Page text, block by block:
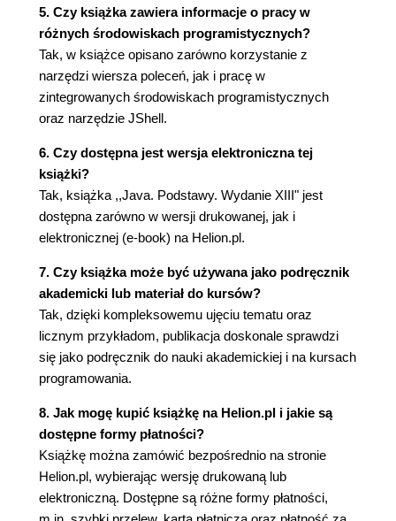
3.6.3. Indeksy i podłańcuchy
3.6.4. Łańcuchów nie można modyfikować
3.6.5. Porównywanie łańcuchów
3.6.6. Łańcuchy puste i łańcuchy null
3.6.7. API String
3.6.8. Dokumentacja API w internecie
3.6.9. Składanie łańcuchów
3.7. Wejście i wyjście
3.7.1. Odbieranie danych wejściowych
3.7.2. Formatowanie danych wyjściowych
3.8. Sterowanie wykonywaniem programu
3.8.1. Zasięg blokowy
3.8.2. Instrukcje warunkowe
3.8.3. Pętle
3.8.4. Pętle o określonej liczbie powtórzeń
3.8.5. Wybór wielokierunkowy - instrukcja
3.8.6. Instrukcje przerywające przepływ
sterowania
3.9. Wielkie liczby
3.10. Tablice
3.10.1. Deklarowanie tablic
5. Czy książka zawiera informacje o pracy w
różnych środowiskach programistycznych?
Tak, w książce opisano zarówno korzystanie z
narzędzi wiersza poleceń, jak i pracę w
zintegrowanych środowiskach programistycznych
oraz narzędzie JShell.
6. Czy dostępna jest wersja elektroniczna tej
książki?
Tak, książka ,,Java. Podstawy. Wydanie XIII" jest
dostępna zarówno w wersji drukowanej, jak i
elektronicznej (e-book) na Helion.pl.
7. Czy książka może być używana jako podręcznik
akademicki lub materiał do kursów?
Tak, dzięki kompleksowemu ujęciu tematu oraz
licznym przykładom, publikacja doskonale sprawdzi
się jako podręcznik do nauki akademickiej i na kursach
programowania.
8. Jak mogę kupić książkę na Helion.pl i jakie są
dostępne formy płatności?
Książkę można zamówić bezpośrednio na stronie
Helion.pl, wybierając wersję drukowaną lub
elektroniczną. Dostępne są różne formy płatności,